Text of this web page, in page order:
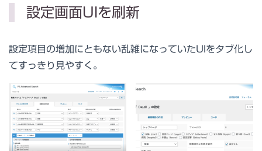
設定画面UIを刷新
設定項目の増加にともない乱雑になっていたUIをタブ化し
てすっきり見やすく。